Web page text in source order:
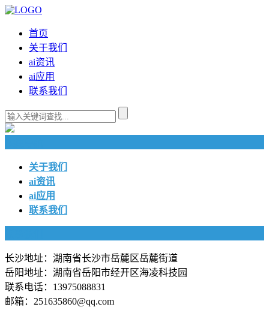
首页
关于我们
ai资讯
ai应用
联系我们
关于我们
ai资讯
ai应用
联系我们
长沙地址：湖南省长沙市岳麓区岳麓街道
岳阳地址：湖南省岳阳市经开区海凌科技园
联系电话：13975088831
邮箱：251635860@qq.com